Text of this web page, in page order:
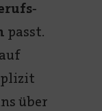
passt.
über